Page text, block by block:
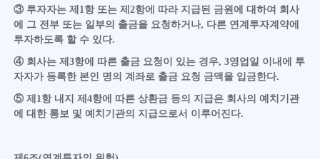
③ 투자자는 제1항 또는 제2항에 따라 지급된 금원에 대하여 회사
에 그 전부 또는 일부의 출금을 요청하거나, 다른 연계투자계약에
투자하도록 할 수 있다.
④ 회사는 제3항에 따른 출금 요청이 있는 경우, 3영업일 이내에 투
자자가 등록한 본인 명의 계좌로 출금 요청 금액을 입금한다.
⑤ 제1항 내지 제4항에 따른 상환금 등의 지급은 회사의 예치기관
에 대한 통보 및 예치기관의 지급으로서 이루어진다.